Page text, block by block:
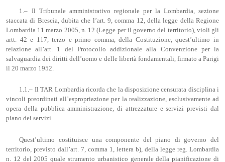
1.– Il Tribunale amministrativo regionale per la Lombardia, sezione
staccata di Brescia, dubita che l’art. 9, comma 12, della legge della Regione
Lombardia 11 marzo 2005, n. 12 (Legge per il governo del territorio), violi gli
artt. 42 e 117, terzo e primo comma, della Costituzione, quest’ultimo in
relazione all’art. 1 del Protocollo addizionale alla Convenzione per la
salvaguardia dei diritti dell’uomo e delle libertà fondamentali, firmato a Parigi
il 20 marzo 1952.
1.1.– Il TAR Lombardia ricorda che la disposizione censurata disciplina i
vincoli preordinati all’espropriazione per la realizzazione, esclusivamente ad
opera della pubblica amministrazione, di attrezzature e servizi previsti dal
piano dei servizi.
Quest’ultimo costituisce una componente del piano di governo del
territorio, previsto dall’art. 7, comma 1, lettera b), della legge reg. Lombardia
n. 12 del 2005 quale strumento urbanistico generale della pianificazione di